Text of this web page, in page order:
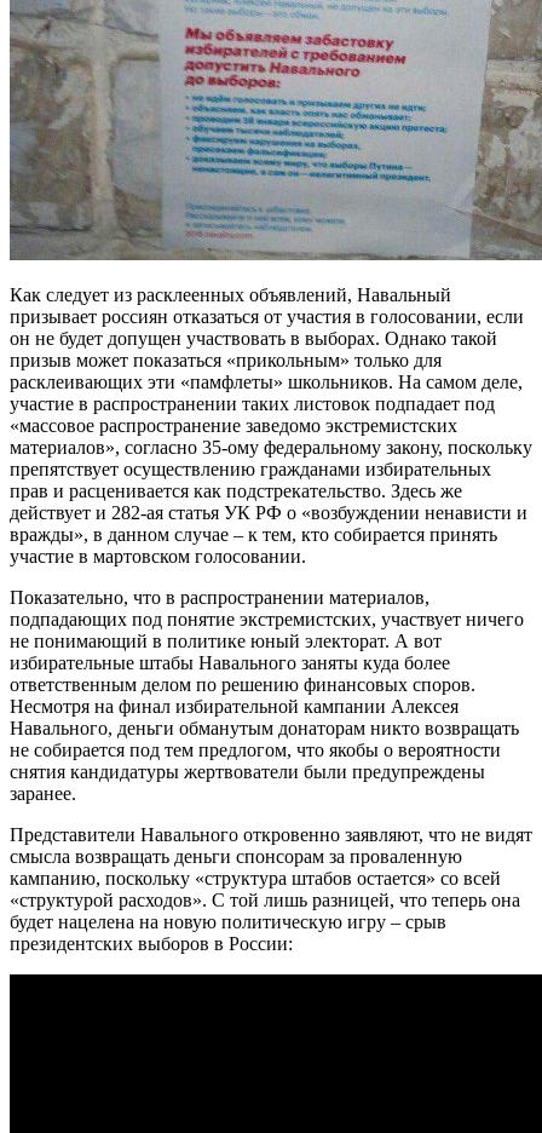
Как следует из расклеенных объявлений, Навальный
призывает россиян отказаться от участия в голосовании, если
он не будет допущен участвовать в выборах. Однако такой
призыв может показаться «прикольным» только для
расклеивающих эти «памфлеты» школьников. На самом деле,
участие в распространении таких листовок подпадает под
«массовое распространение заведомо экстремистских
материалов», согласно 35-ому федеральному закону, поскольку
препятствует осуществлению гражданами избирательных
прав и расценивается как подстрекательство. Здесь же
действует и 282-ая статья УК РФ о «возбуждении ненависти и
вражды», в данном случае – к тем, кто собирается принять
участие в мартовском голосовании.
Показательно, что в распространении материалов,
подпадающих под понятие экстремистских, участвует ничего
не понимающий в политике юный электорат. А вот
избирательные штабы Навального заняты куда более
ответственным делом по решению финансовых споров.
Несмотря на финал избирательной кампании Алексея
Навального, деньги обманутым донаторам никто возвращать
не собирается под тем предлогом, что якобы о вероятности
снятия кандидатуры жертвователи были предупреждены
заранее.
Представители Навального откровенно заявляют, что не видят
смысла возвращать деньги спонсорам за проваленную
кампанию, поскольку «структура штабов остается» со всей
«структурой расходов». С той лишь разницей, что теперь она
будет нацелена на новую политическую игру – срыв
президентских выборов в России: